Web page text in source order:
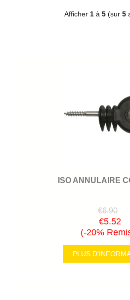
Afficher 1 à5 (sur5
ISO ANNULAIRE
€6.90
€5.52
(-20%
PLUS